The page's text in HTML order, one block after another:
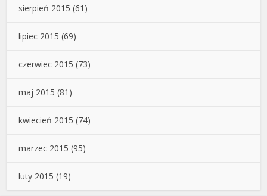
sierpień 2015 (61)
lipiec 2015 (69)
czerwiec 2015 (73)
maj 2015 (81)
kwiecień 2015 (74)
marzec 2015 (95)
luty 2015 (19)